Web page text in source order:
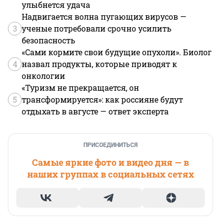
улыбнется удача
3
Надвигается волна пугающих вирусов —
ученые потребовали срочно усилить
безопасность
4
«Сами кормите свои будущие опухоли». Биолог
назвал продукты, которые приводят к
онкологии
5
«Туризм не прекращается, он
трансформируется»: как россияне будут
отдыхать в августе — ответ эксперта
ПРИСОЕДИНИТЬСЯ
Самые яркие фото и видео дня — в
наших группах в социальных сетях